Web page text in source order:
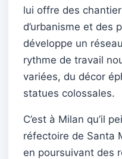
lui offre des
d’urbanisme et des
développe un
rythme de travail
variées, du décor
statues colossales.
C’est à Milan qu’il
réfectoire de Santa
en poursuivant des